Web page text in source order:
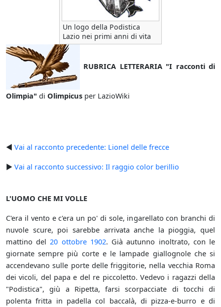
Un logo della Podistica
Lazio nei primi anni di vita
RUBRICA LETTERARIA "I racconti di
Olimpia" di Olimpicus per LazioWiki
◄ Vai al racconto precedente: Lionel delle frecce
► Vai al racconto successivo: Il raggio color berillio
L'UOMO CHE MI VOLLE
C'era il vento e c'era un po' di sole, ingarellato con branchi di
nuvole scure, poi sarebbe arrivata anche la pioggia, quel
mattino del20 ottobre 1902. Già autunno inoltrato, con le
giornate sempre più corte e le lampade giallognole che si
accendevano sulle porte delle friggitorie, nella vecchia Roma
dei vicoli, del papa e del re piccoletto. Vedevo i ragazzi della
"Podistica", giù a Ripetta, farsi scorpacciate di tocchi di
polenta fritta in padella col baccalà, di pizza-e-burro e di